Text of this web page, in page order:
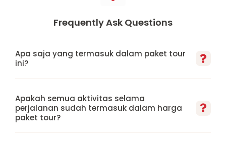
Frequently Ask Questions
Apa saja yang termasuk dalam paket tour
ini?
Apakah semua aktivitas selama
perjalanan sudah termasuk dalam harga
paket tour?